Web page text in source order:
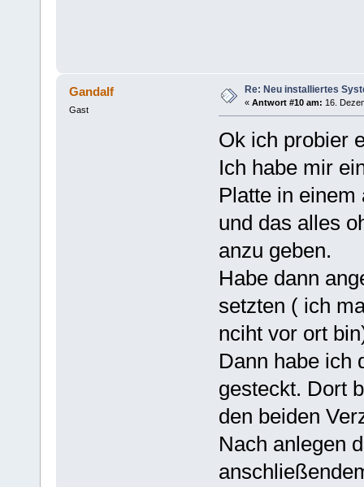
Gandalf
Gast
Re: Neu installiertes
« Antwort #10 am: 16.
Ok ich probier
Ich habe mir
Platte in
und das alles
anzu geben.
Habe dann
setzten ( ich
nciht vor ort
Dann habe ich
gesteckt. Dort
den beiden
Nach anlegen